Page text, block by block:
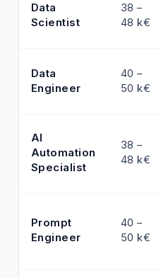
Data
Scientist
38 –
48 k€
Data
Engineer
40 –
50 k€
AI
Automation
Specialist
38 –
48 k€
Prompt
Engineer
40 –
50 k€